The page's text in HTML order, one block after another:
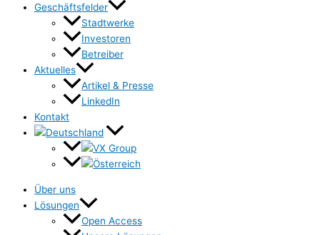
Geschäftsfelder
Stadtwerke
Investoren
Betreiber
Aktuelles
Artikel & Presse
LinkedIn
Kontakt
Über uns
Lösungen
Open Access